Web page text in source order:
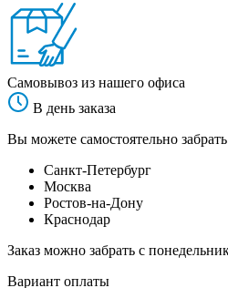
Самовывоз из нашего офиса
В день заказа
Вы можете самостоятельно
Санкт-Петербург
Москва
Ростов-на-Дону
Краснодар
Заказ можно забрать с
Вариант оплаты